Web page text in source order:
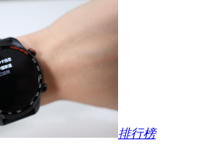
排行榜